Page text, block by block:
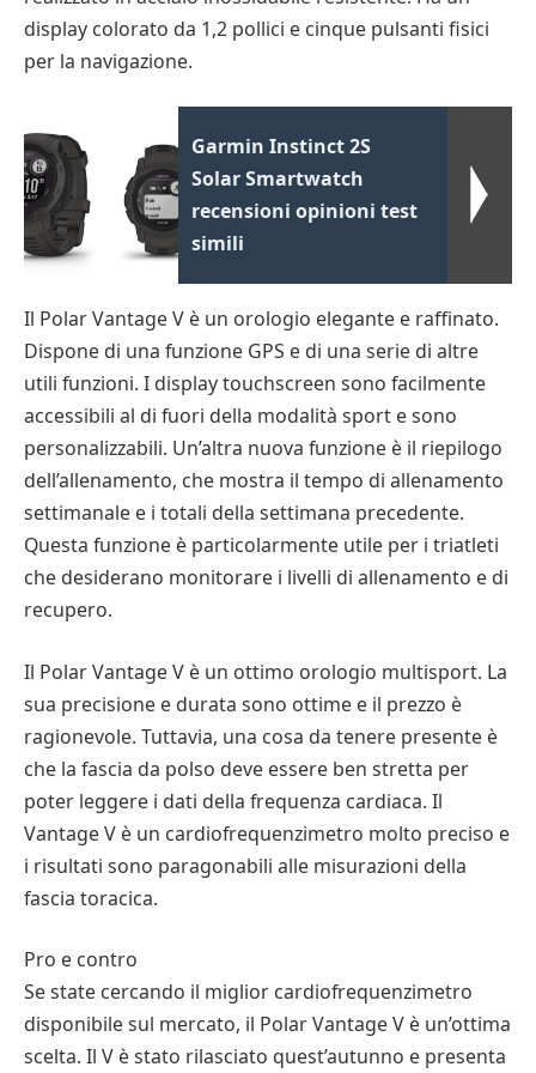
display colorato da 1,2 pollici e cinque pulsanti fisici
per la navigazione.
Garmin Instinct 2S
Solar Smartwatch
recensioni opinioni test
simili
Il Polar Vantage V è un orologio elegante e raffinato.
Dispone di una funzione GPS e di una serie di altre
utili funzioni. I display touchscreen sono facilmente
accessibili al di fuori della modalità sport e sono
personalizzabili. Un’altra nuova funzione è il riepilogo
dell’allenamento, che mostra il tempo di allenamento
settimanale e i totali della settimana precedente.
Questa funzione è particolarmente utile per i triatleti
che desiderano monitorare i livelli di allenamento e di
recupero.
Il Polar Vantage V è un ottimo orologio multisport. La
sua precisione e durata sono ottime e il prezzo è
ragionevole. Tuttavia, una cosa da tenere presente è
che la fascia da polso deve essere ben stretta per
poter leggere i dati della frequenza cardiaca. Il
Vantage V è un cardiofrequenzimetro molto preciso e
i risultati sono paragonabili alle misurazioni della
fascia toracica.
Pro e contro
Se state cercando il miglior cardiofrequenzimetro
disponibile sul mercato, il Polar Vantage V è un’ottima
scelta. Il V è stato rilasciato quest’autunno e presenta